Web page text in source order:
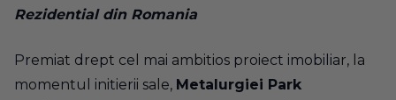
Rezidential din Romania
Premiat drept cel mai ambitios proiect imobiliar, la
momentul initierii sale, Metalurgiei Park